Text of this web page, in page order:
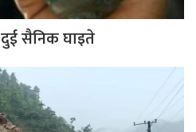
दुई सैनिक घाइते